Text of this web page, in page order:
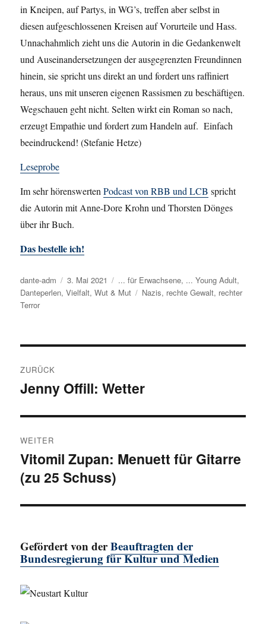
in Kneipen, auf Partys, in WG’s, treffen aber selbst in
diesen aufgeschlossenen Kreisen auf Vorurteile und Hass.
Unnachahmlich zieht uns die Autorin in die Gedankenwelt
und Auseinandersetzungen der ausgegrenzten Freundinnen
hinein, sie spricht uns direkt an und fordert uns raffiniert
heraus, uns mit unseren eigenen Rassismen zu beschäftigen.
Wegschauen geht nicht. Selten wirkt ein Roman so nach,
erzeugt Empathie und fordert zum Handeln auf. Einfach
beeindruckend! (Stefanie Hetze)
Leseprobe
Im sehr hörenswertenPodcast von RBB und LCB spricht
die Autorin mit Anne-Dore Krohn und Thorsten Dönges
über ihr Buch.
Das bestelle ich!
Autor
dante-adm
Veröffentlicht
am
3. Mai 2021 Kategorien
... für Erwachsene, ... Young Adult,
Danteperlen,Vielfalt,Wut & Mut Schlagwörter
Nazis, rechte Gewalt, rechter
Terror
ZURÜCK
Vorheriger
Jenny Offill: Wetter
WEITER
Nächster
Beitrag:
Vitomil Zupan: Menuett für Gitarre
(zu 25 Schuss)
Gefördert von derBeauftragten der
Bundesregierung für Kultur und Medien